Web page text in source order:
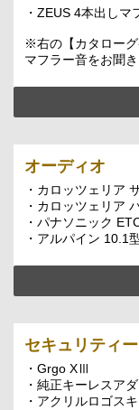
・ZEUS 4本出しマ
※右の【カタローグ
マフラー音をお聞き
オーディオ
・カロッツェリア
・カロッツェリア
・パナソニック
・アルパイン 10.1
セキュリティー
・Grgo XⅢ
・純正キーレスア
・アクリルロゴス